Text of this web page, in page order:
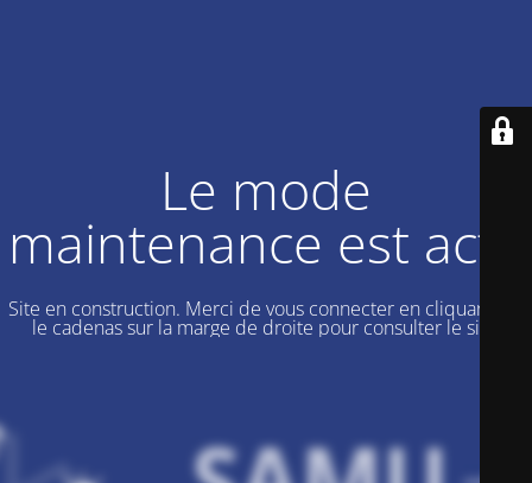
Le mode
maintenance est actif
Site en construction. Merci de vous connecter en cliquant sur
le cadenas sur la marge de droite pour consulter le site.